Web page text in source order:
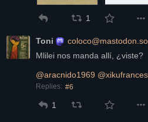
1
Toni
Mlilei nos manda allí, ¿viste?
@aracnido1969 @
Replies: #6
1